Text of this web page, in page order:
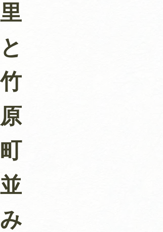
里
と
竹
原
町
並
み